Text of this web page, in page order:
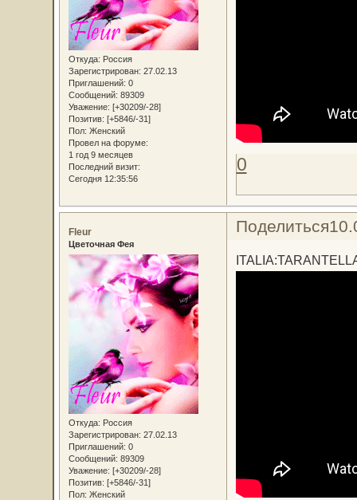
Откуда: Россия
Зарегистрирован: 27.02.13
Приглашений: 0
Сообщений: 89309
Уважение: [+30209/-28]
Позитив: [+5846/-31]
Пол: Женский
Провел на форуме:
1 год 9 месяцев
Последний визит:
Сегодня 12:35:56
0
Поделиться
Fleur
Цветочная Фея
Откуда: Россия
Зарегистрирован: 27.02.13
Приглашений: 0
Сообщений: 89309
Уважение: [+30209/-28]
Позитив: [+5846/-31]
Пол: Женский